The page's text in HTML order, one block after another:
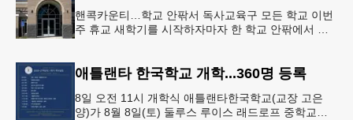
핸콕카운티…학교 안팎서 독사교육구 모든 학교 이번
주 휴교 새학기를 시작하자마자 한 학교 안팎에서 잇
애틀랜타 한국학교 개학...360명 등록
8일 오전 11시 개학식 애틀랜타한국학교(교장 고은
양)가 8월 8일(토) 둘루스 루이스 래드로프 중학교에